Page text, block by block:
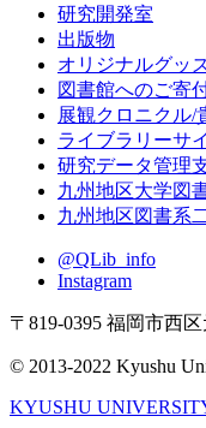
研究開発室
出版物
オリジナルグッ
図書館へのご寄
展観クロニクル/
ライブラリーサ
研究データ管理
九州地区大学図
九州地区図書系
@QLib_info
Instagram
〒819-0395 福岡市西
© 2013-2022 Kyushu
KYUSHU